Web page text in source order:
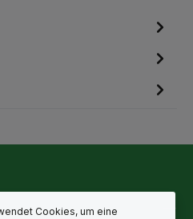
Cookies, um eine